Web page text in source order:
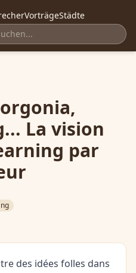
VorträgeStädte
La vision
par
des idées folles dans